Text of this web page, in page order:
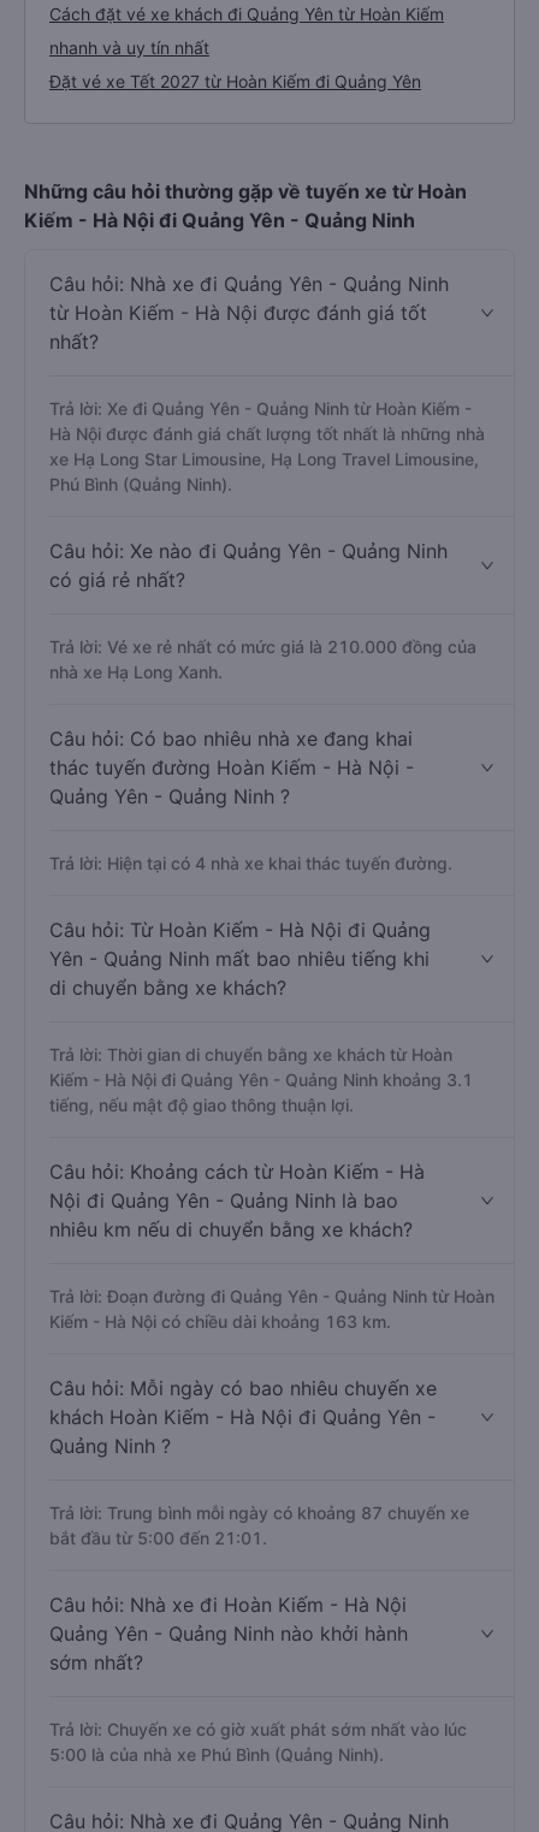
Cách đặt vé xe khách đi Quảng Yên từ Hoàn Kiếm
nhanh và uy tín nhất
Đặt vé xe Tết 2027 từ Hoàn Kiếm đi Quảng Yên
Những câu hỏi thường gặp về tuyến xe từ Hoàn
Kiếm - Hà Nội đi Quảng Yên - Quảng Ninh
Câu hỏi: Nhà xe đi Quảng Yên - Quảng Ninh
từ Hoàn Kiếm - Hà Nội được đánh giá tốt
nhất?
Trả lời: Xe đi Quảng Yên - Quảng Ninh từ Hoàn Kiếm -
Hà Nội được đánh giá chất lượng tốt nhất là những nhà
xe Hạ Long Star Limousine, Hạ Long Travel Limousine,
Phú Bình (Quảng Ninh).
Câu hỏi: Xe nào đi Quảng Yên - Quảng Ninh
có giá rẻ nhất?
Trả lời: Vé xe rẻ nhất có mức giá là 210.000 đồng của
nhà xe Hạ Long Xanh.
Câu hỏi: Có bao nhiêu nhà xe đang khai
thác tuyến đường Hoàn Kiếm - Hà Nội -
Quảng Yên - Quảng Ninh ?
Trả lời: Hiện tại có 4 nhà xe khai thác tuyến đường.
Câu hỏi: Từ Hoàn Kiếm - Hà Nội đi Quảng
Yên - Quảng Ninh mất bao nhiêu tiếng khi
di chuyển bằng xe khách?
Trả lời: Thời gian di chuyển bằng xe khách từ Hoàn
Kiếm - Hà Nội đi Quảng Yên - Quảng Ninh khoảng 3.1
tiếng, nếu mật độ giao thông thuận lợi.
Câu hỏi: Khoảng cách từ Hoàn Kiếm - Hà
Nội đi Quảng Yên - Quảng Ninh là bao
nhiêu km nếu di chuyển bằng xe khách?
Trả lời: Đoạn đường đi Quảng Yên - Quảng Ninh từ Hoàn
Kiếm - Hà Nội có chiều dài khoảng 163 km.
Câu hỏi: Mỗi ngày có bao nhiêu chuyến xe
khách Hoàn Kiếm - Hà Nội đi Quảng Yên -
Quảng Ninh ?
Trả lời: Trung bình mỗi ngày có khoảng 87 chuyến xe
bắt đầu từ 5:00 đến 21:01.
Câu hỏi: Nhà xe đi Hoàn Kiếm - Hà Nội
Quảng Yên - Quảng Ninh nào khởi hành
sớm nhất?
Trả lời: Chuyến xe có giờ xuất phát sớm nhất vào lúc
5:00 là của nhà xe Phú Bình (Quảng Ninh).
Câu hỏi: Nhà xe đi Quảng Yên - Quảng Ninh